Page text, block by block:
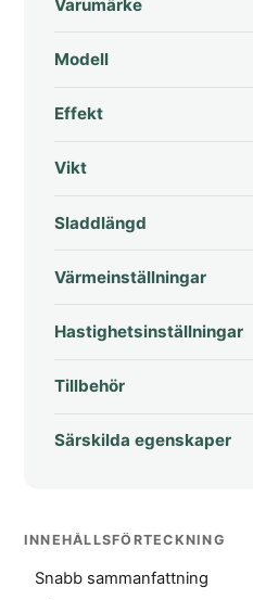
Varumärke
Modell
Effekt
Vikt
Sladdlängd
Värmeinställningar
Hastighetsinställningar
Tillbehör
Särskilda egenskaper
INNEHÅLLSFÖRTECKNING
Snabb sammanfattning